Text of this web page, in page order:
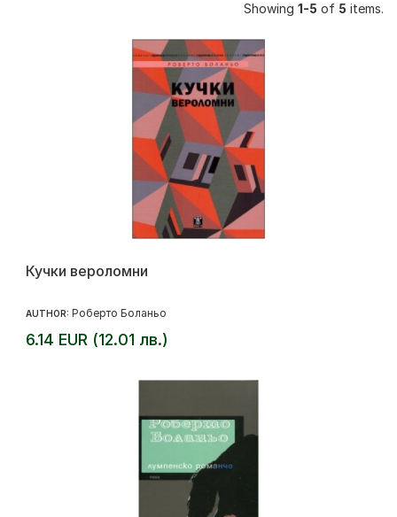
Showing 1-5 of 5 items.
Кучки вероломни
AUTHOR: Роберто Боланьо
6.14 EUR (12.01 лв.)